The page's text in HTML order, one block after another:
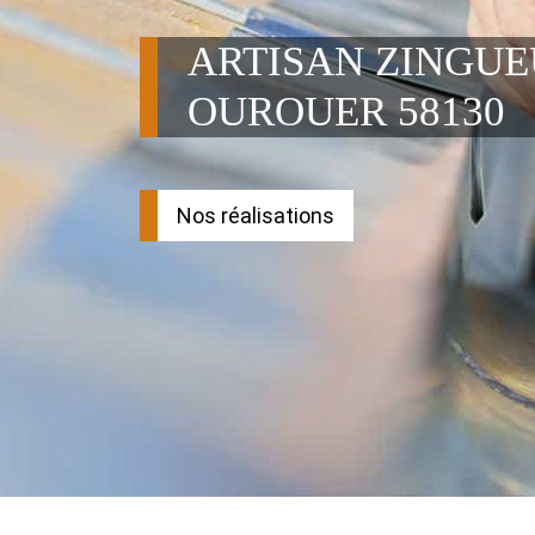
ARTISAN
OUROUER 58130
Nos réalisations